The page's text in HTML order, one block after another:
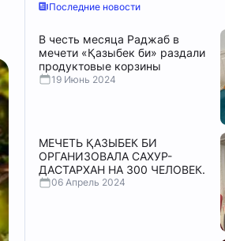
Последние новости
В честь месяца Раджаб в
мечети «Қазыбек би» раздали
продуктовые корзины
19 Июнь 2024
МЕЧЕТЬ ҚАЗЫБЕК БИ
ОРГАНИЗОВАЛА САХУР-
ДАСТАРХАН НА 300 ЧЕЛОВЕК.
06 Апрель 2024